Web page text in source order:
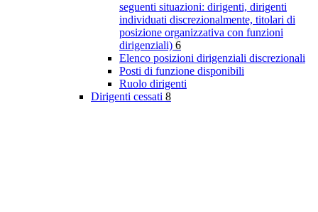
seguenti situazioni: dirigenti, dirigenti
individuati discrezionalmente, titolari di
posizione organizzativa con funzioni
dirigenziali) 6
Elenco posizioni dirigenziali discrezionali
Posti di funzione disponibili
Ruolo dirigenti
Dirigenti cessati 8